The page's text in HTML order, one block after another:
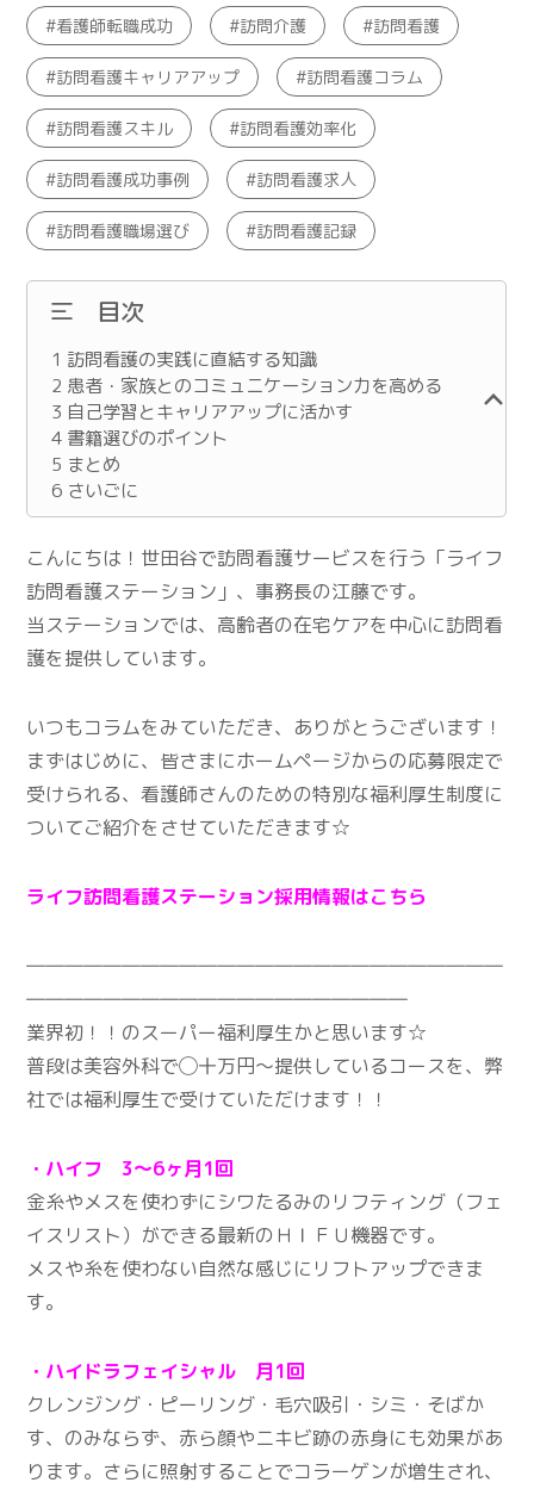
看護師転職成功 訪問介護 訪問看護
訪問看護キャリアアップ 訪問看護コラム
訪問看護スキル 訪問看護効率化
訪問看護成功事例 訪問看護求人
訪問看護職場選び 訪問看護記録
目次
1 訪問看護の実践に直結する知識
2 患者・家族とのコミュニケーション力を高める
3 自己学習とキャリアアップに活かす
4 書籍選びのポイント
5 まとめ
6 さいごに
こんにちは！世田谷で訪問看護サービスを行う「ライフ
訪問看護ステーション」、事務長の江藤です。
当ステーションでは、高齢者の在宅ケアを中心に訪問看
護を提供しています。
いつもコラムをみていただき、ありがとうございます！
まずはじめに、皆さまにホームページからの応募限定で
受けられる、看護師さんのための特別な福利厚生制度に
ついてご紹介をさせていただきます☆
ライフ訪問看護ステーション採用情報はこちら
―――――――――――――――――――――――――
――――――――――――――――――――
業界初！！のスーパー福利厚生かと思います☆
普段は美容外科で◯十万円〜提供しているコースを、弊
社では福利厚生で受けていただけます！！
・ハイフ 3～6ヶ月1回
金糸やメスを使わずにシワたるみのリフティング（フェ
イスリスト）ができる最新のＨＩＦＵ機器です。
メスや糸を使わない自然な感じにリフトアップできま
す。
・ハイドラフェイシャル 月1回
クレンジング・ピーリング・毛穴吸引・シミ・そばか
す、のみならず、赤ら顔やニキビ跡の赤身にも効果があ
ります。さらに照射することでコラーゲンが増生され、